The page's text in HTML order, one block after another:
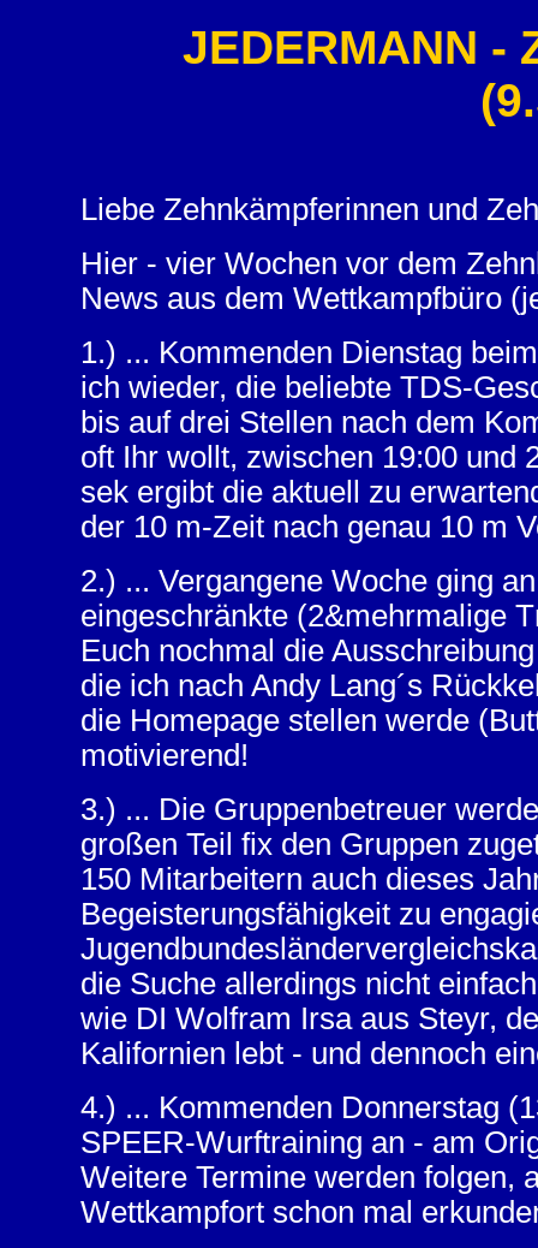
JEDERMANN -
Liebe Zehnkämpferinnen und
Hier - vier Wochen vor dem
News aus dem Wettkampfbüro
1.) ... Kommenden Dienstag
ich wieder, die beliebte TDS-
bis auf drei Stellen nach dem
oft Ihr wollt, zwischen 19:00 und
sek ergibt die aktuell zu
der 10 m-Zeit nach genau 10 m
2.) ... Vergangene Woche ging
eingeschränkte (2&mehrmalige
Euch nochmal die
die ich nach Andy Lang´s
die Homepage stellen werde
motivierend!
3.) ... Die Gruppenbetreuer
großen Teil fix den Gruppen
150 Mitarbeitern auch dieses
Begeisterungsfähigkeit zu
die Suche allerdings nicht
wie DI Wolfram Irsa aus Steyr,
Kalifornien lebt - und dennoch
4.) ... Kommenden Donnerstag
SPEER-Wurftraining an - am
Weitere Termine werden folgen,
Wettkampfort schon mal